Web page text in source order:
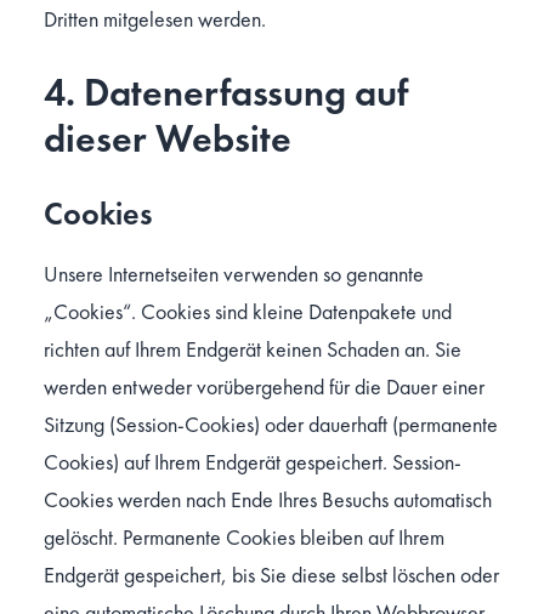
Dritten mitgelesen werden.
4. Datenerfassung auf
dieser Website
Cookies
Unsere Internetseiten verwenden so genannte
„Cookies“. Cookies sind kleine Datenpakete und
richten auf Ihrem Endgerät keinen Schaden an. Sie
werden entweder vorübergehend für die Dauer einer
Sitzung (Session-Cookies) oder dauerhaft (permanente
Cookies) auf Ihrem Endgerät gespeichert. Session-
Cookies werden nach Ende Ihres Besuchs automatisch
gelöscht. Permanente Cookies bleiben auf Ihrem
Endgerät gespeichert, bis Sie diese selbst löschen oder